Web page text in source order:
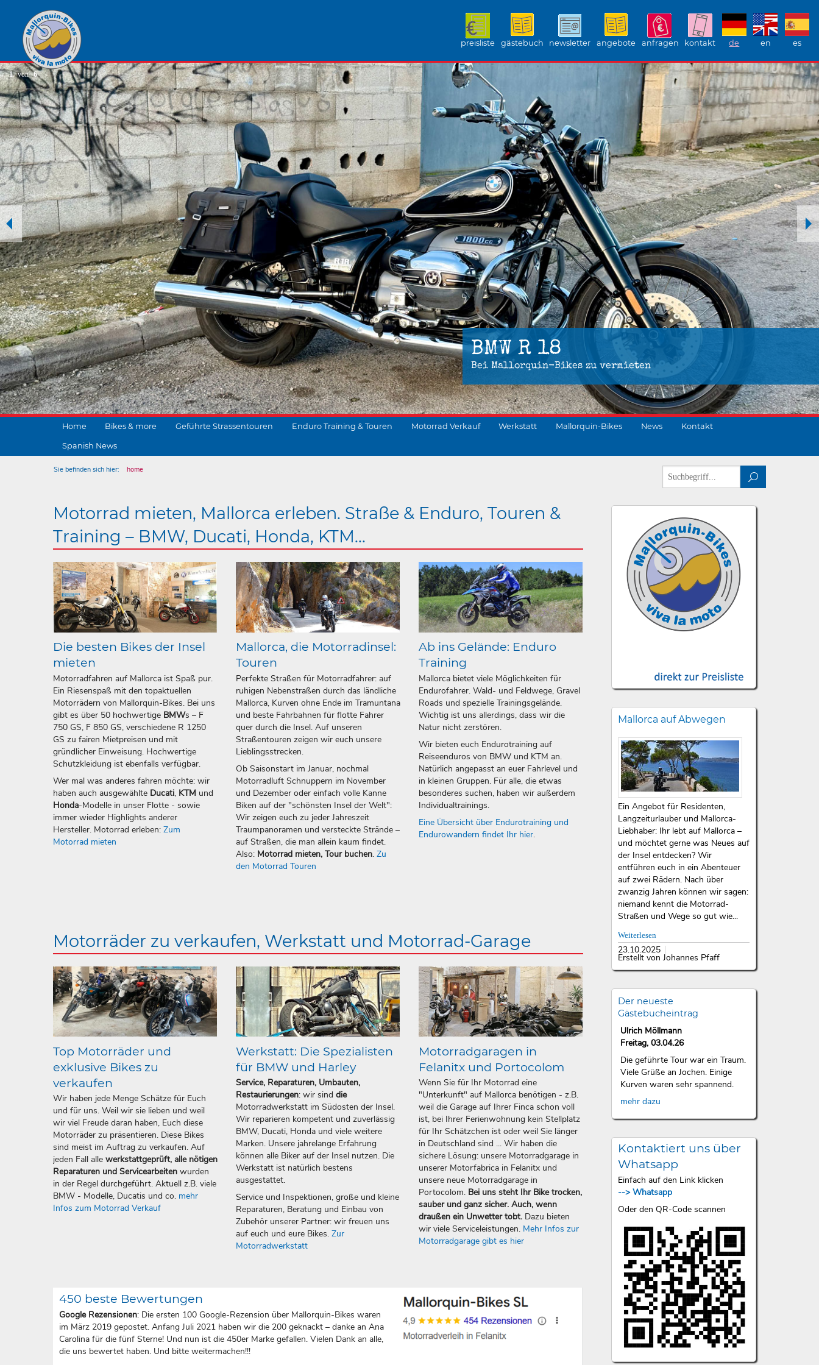
preisliste gästebuch newsletter angebote anfragen kontakt de en es
BMW R 18
Bei Mallorquin-Bikes zu vermieten
1 von 6
Home Bikes & more Geführte Strassentouren Enduro Training & Touren Motorrad Verkauf Werkstatt Mallorquin-Bikes News Kontakt
Spanish News
Sie befinden sich hier:
home
Mallorca auf Abwegen
Ein Angebot für Residenten,
Langzeiturlauber und Mallorca-
Liebhaber: Ihr lebt auf Mallorca –
und möchtet gerne was Neues auf
der Insel entdecken? Wir
entführen euch in ein Abenteuer
auf zwei Rädern. Nach über
zwanzig Jahren können wir sagen:
niemand kennt die Motorrad-
Straßen und Wege so gut wie...
Weiterlesen
23.10.2025
Erstellt von Johannes Pfaff
Der neueste
Gästebucheintrag
Ulrich Möllmann
Freitag, 03.04.26
Die geführte Tour war ein Traum.
Viele Grüße an Jochen. Einige
Kurven waren sehr spannend.
mehr dazu
Kontaktiert uns über
Whatsapp
Einfach auf den Link klicken
--> Whatsapp
Oder den QR-Code scannen
Motorrad mieten, Mallorca erleben. Straße & Enduro, Touren &
Training – BMW, Ducati, Honda, KTM...
Die besten Bikes der Insel
mieten
Motorradfahren auf Mallorca ist Spaß pur.
Ein Riesenspaß mit den topaktuellen
Motorrädern von Mallorquin-Bikes. Bei uns
gibt es über 50 hochwertige BMWs – F
750 GS, F 850 GS, verschiedene R 1250
GS zu fairen Mietpreisen und mit
gründlicher Einweisung. Hochwertige
Schutzkleidung ist ebenfalls verfügbar.
Wer mal was anderes fahren möchte: wir
haben auch ausgewählte Ducati, KTM und
Honda-Modelle in unser Flotte - sowie
immer wieder Highlights anderer
Hersteller. Motorrad erleben: Zum
Motorrad mieten
Mallorca, die Motorradinsel:
Touren
Perfekte Straßen für Motorradfahrer: auf
ruhigen Nebenstraßen durch das ländliche
Mallorca, Kurven ohne Ende im Tramuntana
und beste Fahrbahnen für flotte Fahrer
quer durch die Insel. Auf unseren
Straßentouren zeigen wir euch unsere
Lieblingsstrecken.
Ob Saisonstart im Januar, nochmal
Motorradluft Schnuppern im November
und Dezember oder einfach volle Kanne
Biken auf der "schönsten Insel der Welt":
Wir zeigen euch zu jeder Jahreszeit
Traumpanoramen und versteckte Strände –
auf Straßen, die man allein kaum findet.
Also: Motorrad mieten, Tour buchen.Zu
den Motorrad Touren
Ab ins Gelände: Enduro
Training
Mallorca bietet viele Möglichkeiten für
Endurofahrer. Wald- und Feldwege, Gravel
Roads und spezielle Trainingsgelände.
Wichtig ist uns allerdings, dass wir die
Natur nicht zerstören.
Wir bieten euch Endurotraining auf
Reiseenduros von BMW und KTM an.
Natürlich angepasst an euer Fahrlevel und
in kleinen Gruppen. Für alle, die etwas
besonderes suchen, haben wir außerdem
Individualtrainings.
Eine Übersicht über Endurotraining und
Endurowandern findet Ihr hier.
Motorräder zu verkaufen, Werkstatt und Motorrad-Garage
Top Motorräder und
exklusive Bikes zu
verkaufen
Wir haben jede Menge Schätze für Euch
und für uns. Weil wir sie lieben und weil
wir viel Freude daran haben, Euch diese
Motorräder zu präsentieren. Diese Bikes
sind meist im Auftrag zu verkaufen. Auf
jeden Fall alle werkstattgeprüft, alle nötigen
Reparaturen und Servicearbeiten wurden
in der Regel durchgeführt. Aktuell z.B. viele
BMW - Modelle, Ducatis und co. mehr
Infos zum Motorrad Verkauf
Werkstatt: Die Spezialisten
für BMW und Harley
Service, Reparaturen, Umbauten,
Restaurierungen: wir sinddie
Motorradwerkstatt im Südosten der Insel.
Wir reparieren kompetent und zuverlässig
BMW, Ducati, Honda und viele weitere
Marken. Unsere jahrelange Erfahrung
können alle Biker auf der Insel nutzen. Die
Werkstatt ist natürlich bestens
ausgestattet.
Service und Inspektionen, große und kleine
Reparaturen, Beratung und Einbau von
Zubehör unserer Partner: wir freuen uns
auf euch und eure Bikes.Zur
Motorradwerkstatt
Motorradgaragen in
Felanitx und Portocolom
Wenn Sie für Ihr Motorrad eine
"Unterkunft" auf Mallorca benötigen - z.B.
weil die Garage auf Ihrer Finca schon voll
ist, bei Ihrer Ferienwohnung kein Stellplatz
für Ihr Schätzchen ist oder weil Sie länger
in Deutschland sind ... Wir haben die
sichere Lösung: unsere Motorradgarage in
unserer Motorfabrica in Felanitx und
unsere neue Motorradgarage in
Portocolom. Bei uns steht Ihr Bike trocken,
sauber und ganz sicher. Auch, wenn
draußen ein Unwetter tobt. Dazu bieten
wir viele Serviceleistungen. Mehr Infos zur
Motorradgarage gibt es hier
450 beste Bewertungen
Google Rezensionen: Die ersten 100 Google-Rezension über Mallorquin-Bikes waren
im März 2019 gepostet. Anfang Juli 2021 haben wir die 200 geknackt – danke an Ana
Carolina für die fünf Sterne! Und nun ist die 450er Marke gefallen. Vielen Dank an alle,
die uns bewertet haben. Und bitte weitermachen!!!